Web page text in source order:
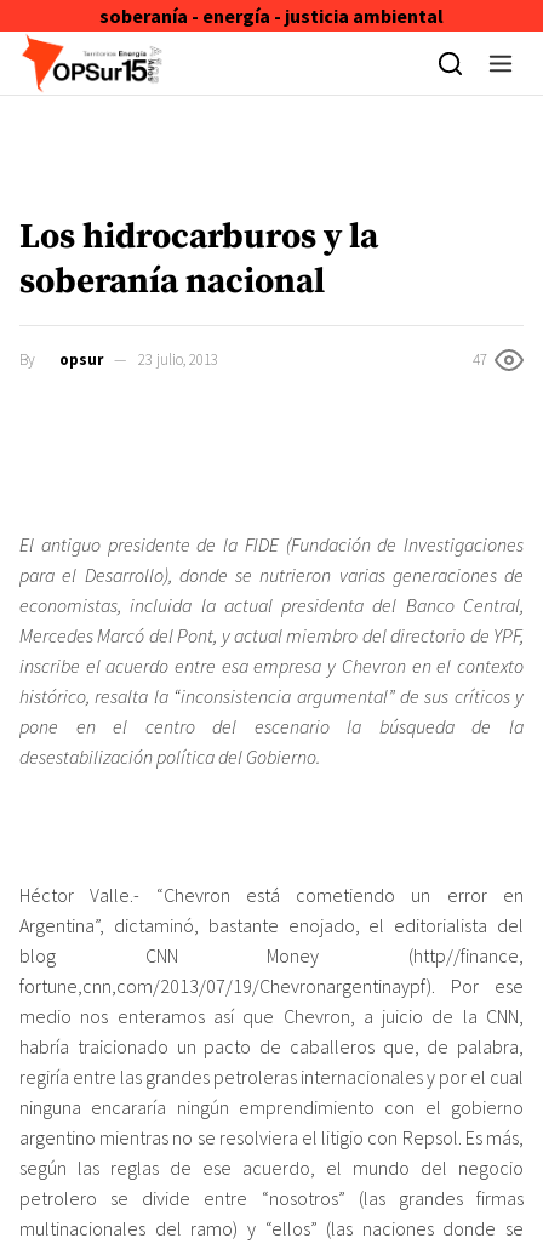
soberanía - energía - justicia ambiental
Skip to content
Los hidrocarburos y la
soberanía nacional
By opsur 23 julio, 2013 47
El antiguo presidente de la FIDE (Fundación de Investigaciones
para el Desarrollo), donde se nutrieron varias generaciones de
economistas, incluida la actual presidenta del Banco Central,
Mercedes Marcó del Pont, y actual miembro del directorio de YPF,
inscribe el acuerdo entre esa empresa y Chevron en el contexto
histórico, resalta la “inconsistencia argumental” de sus críticos y
pone en el centro del escenario la búsqueda de la
desestabilización política del Gobierno.
Héctor Valle.- “Chevron está cometiendo un error en
Argentina”, dictaminó, bastante enojado, el editorialista del
blog CNN Money (http//finance,
fortune,cnn,com/2013/07/19/Chevronargentinaypf). Por ese
medio nos enteramos así que Chevron, a juicio de la CNN,
habría traicionado un pacto de caballeros que, de palabra,
regiría entre las grandes petroleras internacionales y por el cual
ninguna encararía ningún emprendimiento con el gobierno
argentino mientras no se resolviera el litigio con Repsol. Es más,
según las reglas de ese acuerdo, el mundo del negocio
petrolero se divide entre “nosotros” (las grandes firmas
multinacionales del ramo) y “ellos” (las naciones donde se